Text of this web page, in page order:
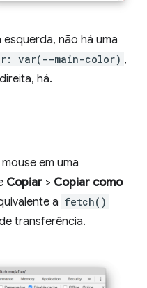
não há uma
var(--main-color) ,
há.
em uma
Copiar > Copiar como
a fetch()
transferência.